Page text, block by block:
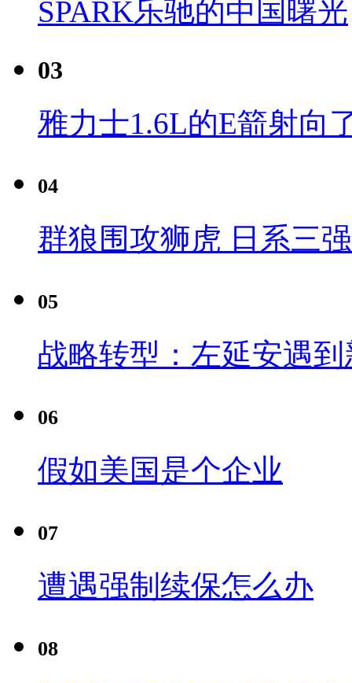
SPARK乐驰的中国曙光
03
雅力士1.6L的E箭射向
04
群狼围攻狮虎 日系三
05
战略转型：左延安遇
06
假如美国是个企业
07
遭遇强制续保怎么办
08